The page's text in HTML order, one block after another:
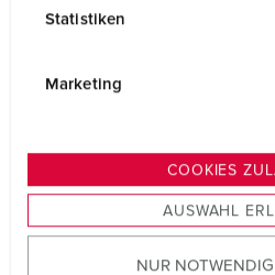
s
u
Statistiken
Marketing
COOKIES
AUSWAHL
NUR